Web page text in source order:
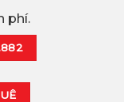
phí.